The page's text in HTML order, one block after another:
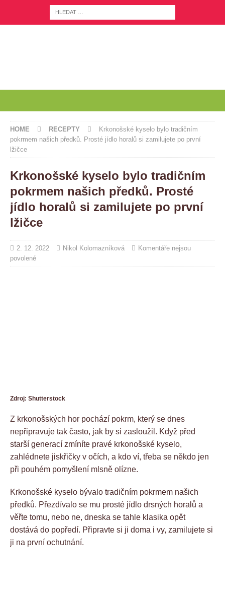
HOME RECEPTY
Krkonošské kyselo bylo tradičním
pokrmem našich předků. Prosté jídlo horalů si zamilujete po první
lžičce
Krkonošské kyselo bylo tradičním
pokrmem našich předků. Prosté
jídlo horalů si zamilujete po první
lžičce
2. 12. 2022 Nikol Kolomazníková
Komentáře nejsou
povolené
Zdroj: Shutterstock
Z krkonošských hor pochází pokrm, který se dnes
nepřipravuje tak často, jak by si zasloužil. Když před
starší generací zmíníte pravé krkonošské kyselo,
zahlédnete jiskřičky v očích, a kdo ví, třeba se někdo jen
při pouhém pomyšlení mlsně olízne.
Krkonošské kyselo bývalo tradičním pokrmem našich
předků. Přezdívalo se mu prosté jídlo drsných horalů a
věřte tomu, nebo ne, dneska se tahle klasika opět
dostává do popředí. Připravte si ji doma i vy, zamilujete si
ji na první ochutnání.